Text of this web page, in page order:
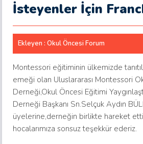
İsteyenler İçin
Ekleyen : Okul Öncesi Forum
Montessori eğitiminin ülkemizde
emeği olan Uluslararası Montessori
Derneği,Okul Öncesi Eğitimi
Derneği Başkanı Sn.Selçuk Aydın
üyelerine,derneğin birlikte hareket
hocalarımıza sonsuz teşekkür ederiz.